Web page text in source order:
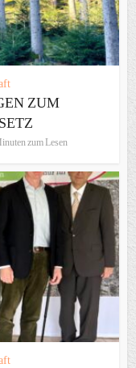
ZUM
zum Lesen